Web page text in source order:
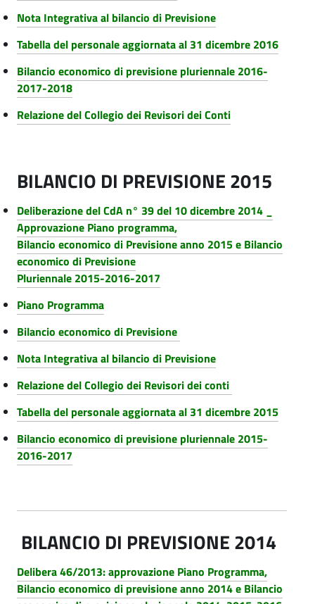
Nota Integrativa al bilancio di Previsione
Tabella del personale aggiornata al 31 dicembre 2016
Bilancio economico di previsione pluriennale 2016-
2017-2018
Relazione del Collegio dei Revisori dei Conti
BILANCIO DI PREVISIONE 2015
Deliberazione del CdA n° 39 del 10 dicembre 2014 _
Approvazione Piano programma,
Bilancio economico di Previsione anno 2015 e Bilancio
economico di Previsione
Pluriennale 2015-2016-2017
Piano Programma
Bilancio economico di Previsione
Nota Integrativa al bilancio di Previsione
Relazione del Collegio dei Revisori dei conti
Tabella del personale aggiornata al 31 dicembre 2015
Bilancio economico di previsione pluriennale 2015-
2016-2017
BILANCIO DI PREVISIONE 2014
Delibera 46/2013: approvazione Piano Programma,
Bilancio economico di previsione anno 2014 e Bilancio